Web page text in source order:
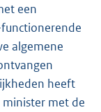
een
algemene
heeft
minister met de